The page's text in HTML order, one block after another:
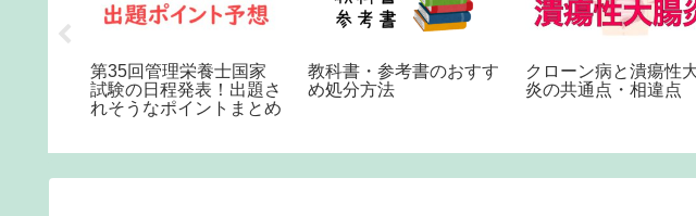
第35回管理栄養士国家
試験の日程発表！出題さ
れそうなポイントまとめ
教科書・参考書のおすす
め処分方法
クローン病と潰瘍性
炎の共通点・相違点